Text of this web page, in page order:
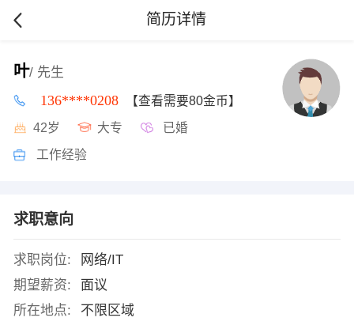
简历详情
叶/ 先生
136****0208 【查看需要80金币】
42岁 大专 已婚
工作经验
求职意向
求职岗位:
网络/IT
期望薪资:
面议
所在地点:
不限区域